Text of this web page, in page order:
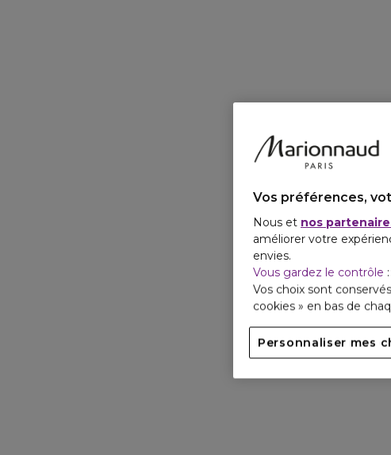
Vos préférences,
Nous et nos
améliorer votre
envies.
Vous gardez le contrôle
Vos choix sont
cookies » en bas de
Personnaliser mes